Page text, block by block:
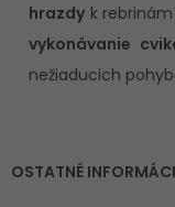
hrazdy k
vykonávanie
nežiaducich
OSTATNÉ